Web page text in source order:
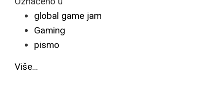
global game jam
Gaming
pismo
Više...